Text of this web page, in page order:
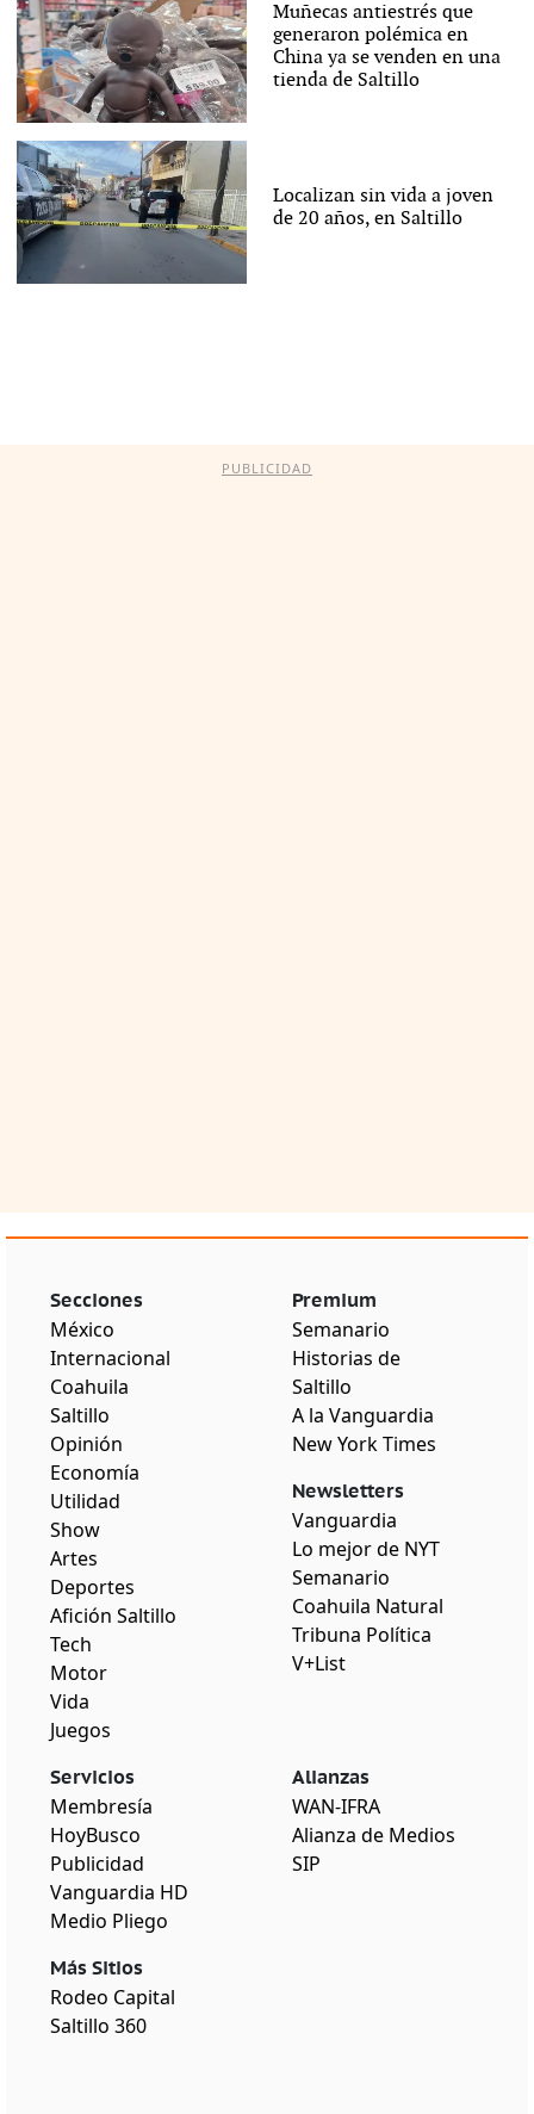
Muñecas antiestrés que
generaron polémica en
China ya se venden en una
tienda de Saltillo
Localizan sin vida a joven
de 20 años, en Saltillo
PUBLICIDAD
Secciones
México
Internacional
Coahuila
Saltillo
Opinión
Economía
Utilidad
Show
Artes
Deportes
Afición Saltillo
Tech
Motor
Vida
Juegos
Premium
Semanario
Historias de
Saltillo
A la Vanguardia
New York Times
Newsletters
Vanguardia
Lo mejor de NYT
Semanario
Coahuila Natural
Tribuna Política
V+List
Servicios
Membresía
HoyBusco
Publicidad
Vanguardia HD
Medio Pliego
Más Sitios
Rodeo Capital
Saltillo 360
Alianzas
WAN-IFRA
Alianza de Medios
SIP